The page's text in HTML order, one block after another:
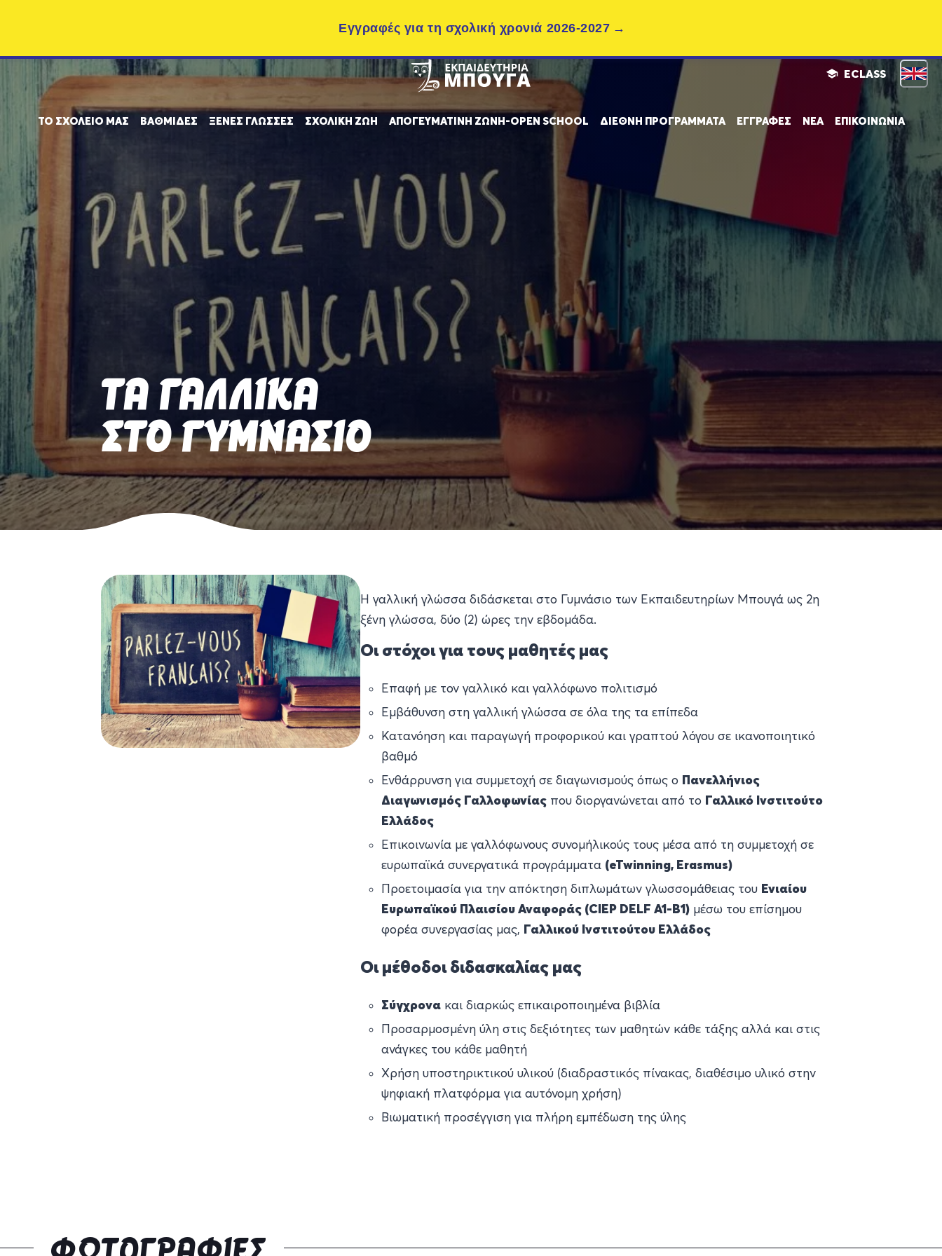
Εγγραφές για τη σχολική χρονιά 2026-2027
ΤΟ ΣΧΟΛΕΙΟ ΜΑΣ ΒΑΘΜΙΔΕΣ ΞΕΝΕΣ ΓΛΩΣΣΕΣ ΣΧΟΛΙΚΗ ΖΩΗ ΑΠΟΓΕΥΜΑΤΙΝΗ ΖΩΝΗ-OPEN SCHOOL ΔΙΕΘΝΗ ΠΡΟΓΡΑΜΜΑΤΑ ΕΓΓΡΑΦΕΣ ΝΕΑ ΕΠΙΚΟΙΝΩΝΙΑ
ECLASS
ΤΑ ΓΑΛΛΙΚΑ
ΣΤΟ ΓΥΜΝΑΣΙΟ
Η γαλλική γλώσσα διδάσκεται στο Γυμνάσιο των Εκπαιδευτηρίων Μπουγά ως 2η
ξένη γλώσσα, δύο (2) ώρες την εβδομάδα.
Οι στόχοι για τους μαθητές μας
Επαφή με τον γαλλικό και γαλλόφωνο πολιτισμό
Εμβάθυνση στη γαλλική γλώσσα σε όλα της τα επίπεδα
Κατανόηση και παραγωγή προφορικού και γραπτού λόγου σε ικανοποιητικό
βαθμό
Ενθάρρυνση για συμμετοχή σε διαγωνισμούς όπως ο Πανελλήνιος
Διαγωνισμός Γαλλοφωνίαςπου διοργανώνεται από το Γαλλικό Ινστιτούτο
Ελλάδος
Επικοινωνία με γαλλόφωνους συνομήλικούς τους μέσα από τη συμμετοχή σε
ευρωπαϊκά συνεργατικά προγράμματα (eTwinning, Erasmus)
Προετοιμασία για την απόκτηση διπλωμάτων γλωσσομάθειας του Ενιαίου
Ευρωπαϊκού Πλαισίου Αναφοράς (CIEP DELF Α1-Β1)μέσω του επίσημου
φορέα συνεργασίας μας, Γαλλικού Ινστιτούτου Ελλάδος
Οι μέθοδοι διδασκαλίας μας
Σύγχρονακαι διαρκώς επικαιροποιημένα βιβλία
Προσαρμοσμένη ύλη στις δεξιότητες των μαθητών κάθε τάξης αλλά και στις
ανάγκες του κάθε μαθητή
Χρήση υποστηρικτικού υλικού (διαδραστικός πίνακας, διαθέσιμο υλικό στην
ψηφιακή πλατφόρμα για αυτόνομη χρήση)
Βιωματική προσέγγιση για πλήρη εμπέδωση της ύλης